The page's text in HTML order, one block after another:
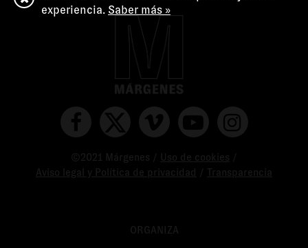
©2021 Márgenes / Uso de cookies
Aviso legal y Política de privacidad
Transparencia
ORGANIZA
experiencia. Saber más »